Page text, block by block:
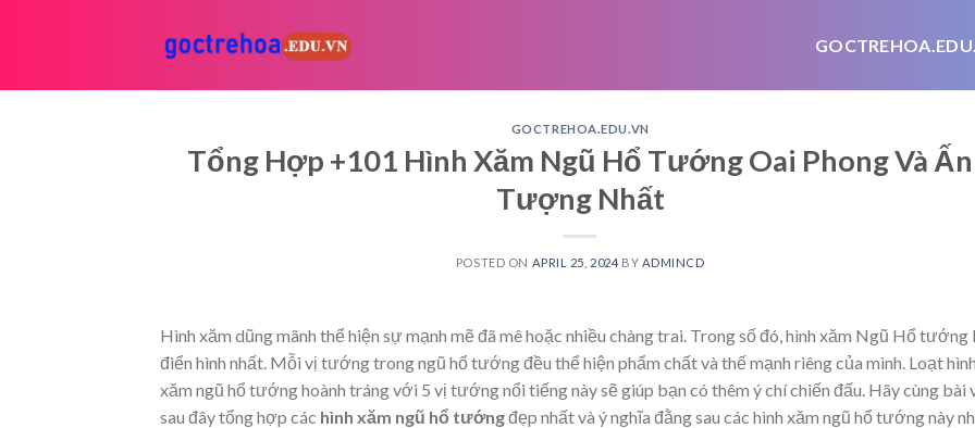
GOCTREHOA.EDU.VN
Tổng Hợp +101 Hình Xăm Ngũ Hổ Tướng Oai Phong Và Ấn
Tượng Nhất
POSTED ON APRIL 25, 2024 BY ADMINCD
Hình xăm dũng mãnh thể hiện sự mạnh mẽ đã mê hoặc nhiều chàng trai. Trong số đó, hình xăm Ngũ Hổ tướng
điển hình nhất. Mỗi vị tướng trong ngũ hổ tướng đều thể hiện phẩm chất và thế mạnh riêng của mình. Loạt
xăm ngũ hổ tướng hoành tráng với 5 vị tướng nổi tiếng này sẽ giúp bạn có thêm ý chí chiến đấu. Hãy cùng bài
sau đây tổng hợp các hình xăm ngũ hổ tướngđẹp nhất và ý nghĩa đằng sau các hình xăm ngũ hổ tướng này